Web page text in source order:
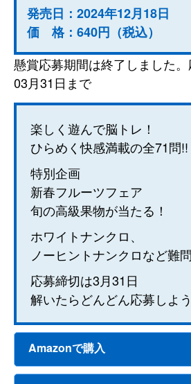
発売日：2024年12月18日
価 格：640円（税込）
懸賞応募期間は終了しました
03月31日まで
楽しく遊んで脳トレ！
ひらめく快感満載の全71問!!
特別企画
新春フルーツフェア
旬の高級果物が当たる！
ホワイトナンクロ、
ノーヒントナンクロなど難
応募締切は3月31日
解いたらどんどん応募しよ
Amazonで購入